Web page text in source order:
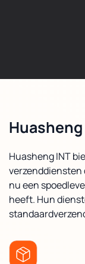
Huasheng INT
verzenddiensten
nu een
heeft. Hun